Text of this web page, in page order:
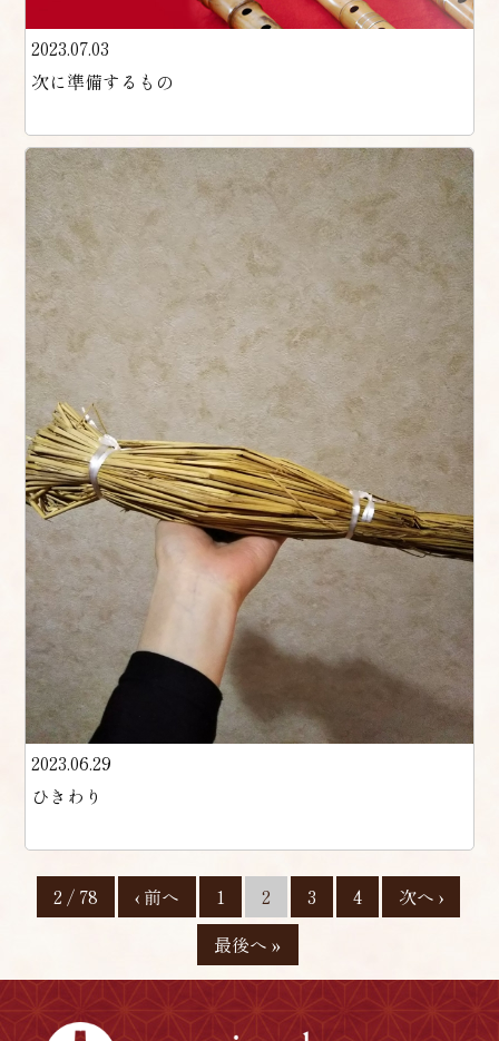
2023.07.03
次に準備するもの
2023.06.29
ひきわり
2 / 78 ‹ 前へ 1 2 3 4
次へ ›
最後へ »